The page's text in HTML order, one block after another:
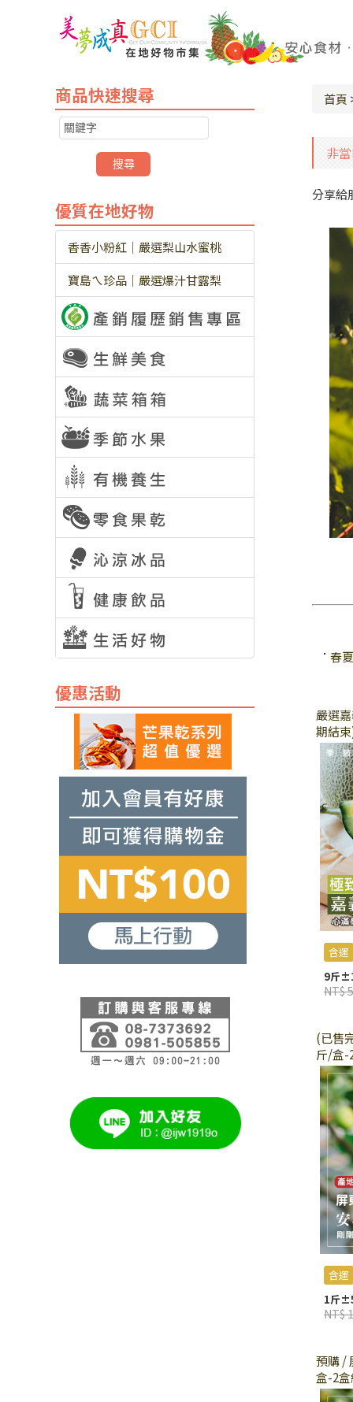
商品快速搜尋
優質在地好物
香香小粉紅｜嚴選梨山水蜜桃
寶島ㄟ珍品｜嚴選爆汁甘露梨
優惠活動
首頁
非
分享給
春
嚴選
期結
含運
9斤
NT$
(已售
斤/盒-
含運
1斤
NT$
預購 /
盒-2